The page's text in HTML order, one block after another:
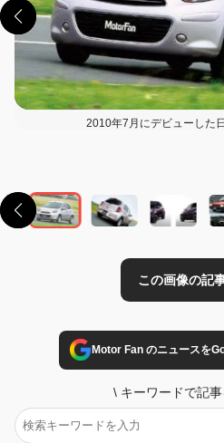
2010年7月にデビューした
Motor Fan のニュースを
\ キーワードで記